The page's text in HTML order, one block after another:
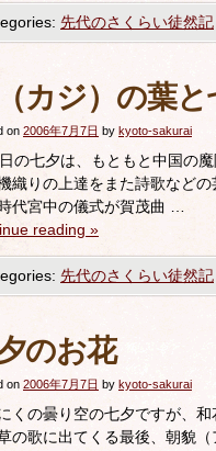
先代のさくらい徒然記
カジ）の葉と
on 2006年7月7日 by kyoto-sakurai
の七夕は、もともと中国の
織りの上達をまた詩歌など
代宮中の儀式が賀茂曲 …
reading »
先代のさくらい徒然記
のお花
on 2006年7月7日 by kyoto-sakurai
くの曇り空の七夕ですが、
の歌に出てくる最後、朝貌